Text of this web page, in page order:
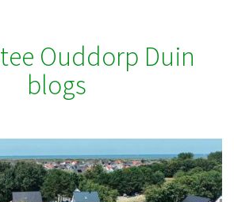
Ouddorp Duin
blogs